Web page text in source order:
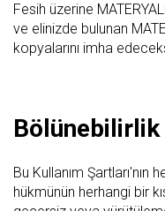
Fesih üzerine
ve elinizde bulunan
kopyalarını imha
Bölünebilirlik
Bu Kullanım Şartları'nın
hükmünün herhangi bir